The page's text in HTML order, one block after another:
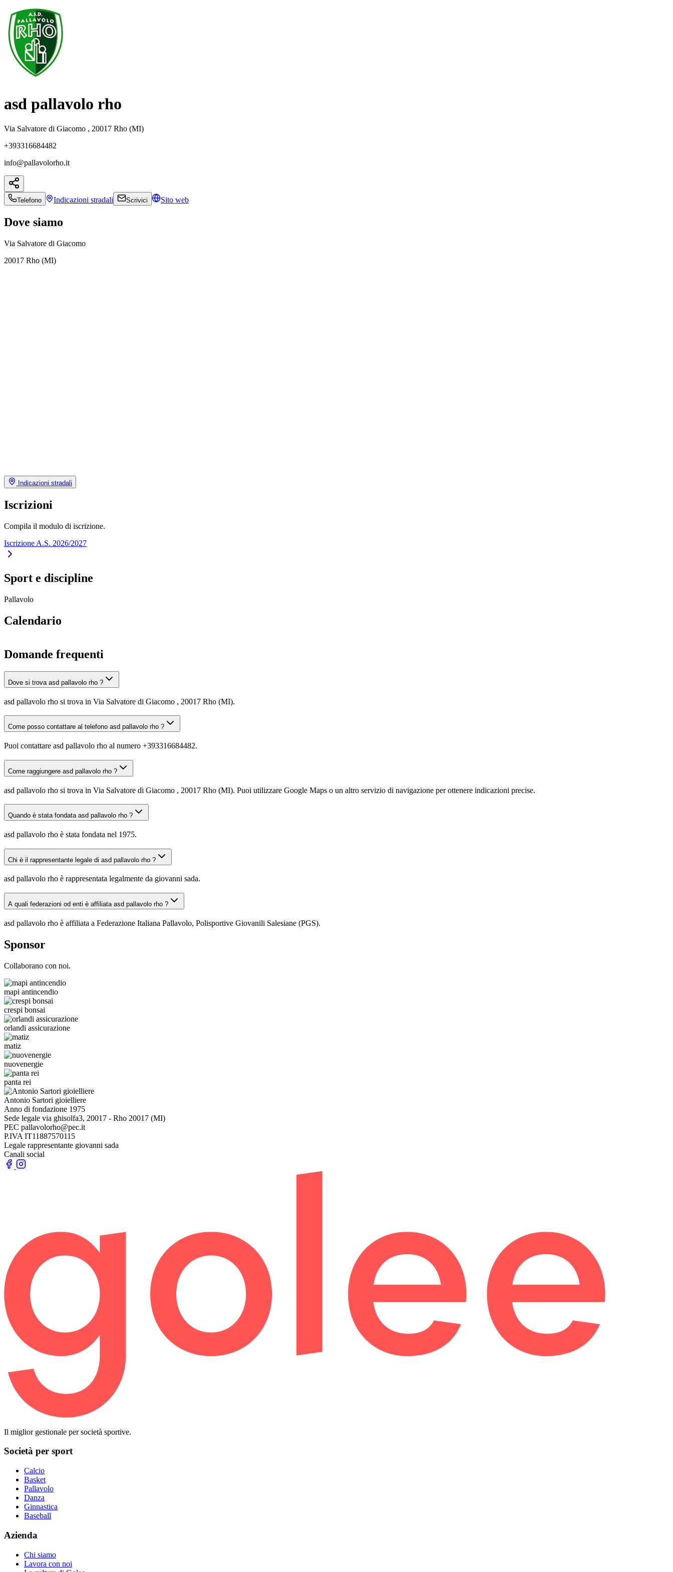
asd pallavolo rho
Via Salvatore di Giacomo , 20017 Rho (MI)
+393316684482
info@pallavolorho.it
Telefono Indicazioni stradali Scrivici Sito web
Dove siamo
Via Salvatore di Giacomo
20017 Rho (MI)
Indicazioni stradali
Iscrizioni
Compila il modulo di iscrizione.
Iscrizione A.S. 2026/2027
Sport e discipline
Pallavolo
Calendario
Domande frequenti
Dove si trova asd pallavolo rho ?
asd pallavolo rho si trova in Via Salvatore di Giacomo , 20017 Rho (MI).
Come posso contattare al telefono asd pallavolo rho ?
Puoi contattare asd pallavolo rho al numero +393316684482.
Come raggiungere asd pallavolo rho ?
asd pallavolo rho si trova in Via Salvatore di Giacomo , 20017 Rho (MI). Puoi utilizzare Google Maps o un altro servizio di navigazione per ottenere indicazioni precise.
Quando è stata fondata asd pallavolo rho ?
asd pallavolo rho è stata fondata nel 1975.
Chi è il rappresentante legale di asd pallavolo rho ?
asd pallavolo rho è rappresentata legalmente da giovanni sada.
A quali federazioni od enti è affiliata asd pallavolo rho ?
asd pallavolo rho è affiliata a Federazione Italiana Pallavolo, Polisportive Giovanili Salesiane (PGS).
Sponsor
Collaborano con noi.
mapi antincendio
crespi bonsai
orlandi assicurazione
matiz
nuovenergie
panta rei
Antonio Sartori gioielliere
Anno di fondazione 1975
Sede legale via ghisolfa3, 20017 - Rho 20017 (MI)
PEC pallavolorho@pec.it
P.IVA IT11887570115
Legale rappresentante giovanni sada
Canali social
Il miglior gestionale per società sportive.
Società per sport
Calcio
Basket
Pallavolo
Danza
Ginnastica
Baseball
Azienda
Chi siamo
Lavora con noi